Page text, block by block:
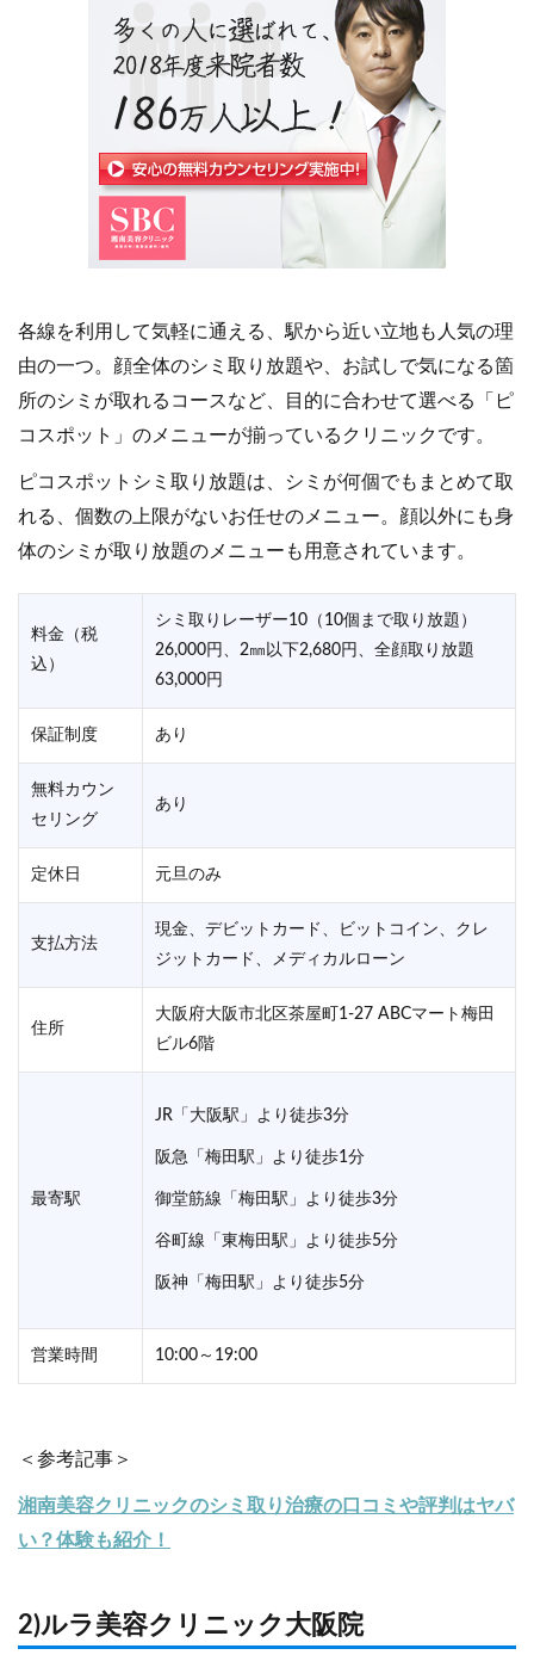
阪急「梅田駅」より
徒歩1分
御堂筋線「梅田駅」
より徒歩3分
谷町線「東梅田駅」
より徒歩5分
阪神「梅田駅」より
徒歩5分
JR「大阪駅」
歩8分
地下鉄谷町線
田駅」より徒歩
地下鉄御堂筋
営業時間 10:00～19:00 10:00～19:00
各線を利用して気軽に通える、駅から近い立地も人気の理
由の一つ。顔全体のシミ取り放題や、お試しで気になる箇
所のシミが取れるコースなど、目的に合わせて選べる「ピ
コスポット」のメニューが揃っているクリニックです。
ピコスポットシミ取り放題は、シミが何個でもまとめて取
れる、個数の上限がないお任せのメニュー。顔以外にも身
体のシミが取り放題のメニューも用意されています。
料金（税
込）
シミ取りレーザー10（10個まで取り放題）
26,000円、2㎜以下2,680円、全顔取り放題
63,000円
保証制度 あり
無料カウン
セリング
あり
定休日 元旦のみ
支払方法
現金、デビットカード、ビットコイン、クレ
ジットカード、メディカルローン
住所
大阪府大阪市北区茶屋町1‐27 ABCマート梅田
ビル6階
最寄駅
JR「大阪駅」より徒歩3分
阪急「梅田駅」より徒歩1分
御堂筋線「梅田駅」より徒歩3分
谷町線「東梅田駅」より徒歩5分
阪神「梅田駅」より徒歩5分
営業時間 10:00～19:00
＜参考記事＞
湘南美容クリニックのシミ取り治療の口コミや評判はヤバ
い？体験も紹介！
2)ルラ美容クリニック大阪院